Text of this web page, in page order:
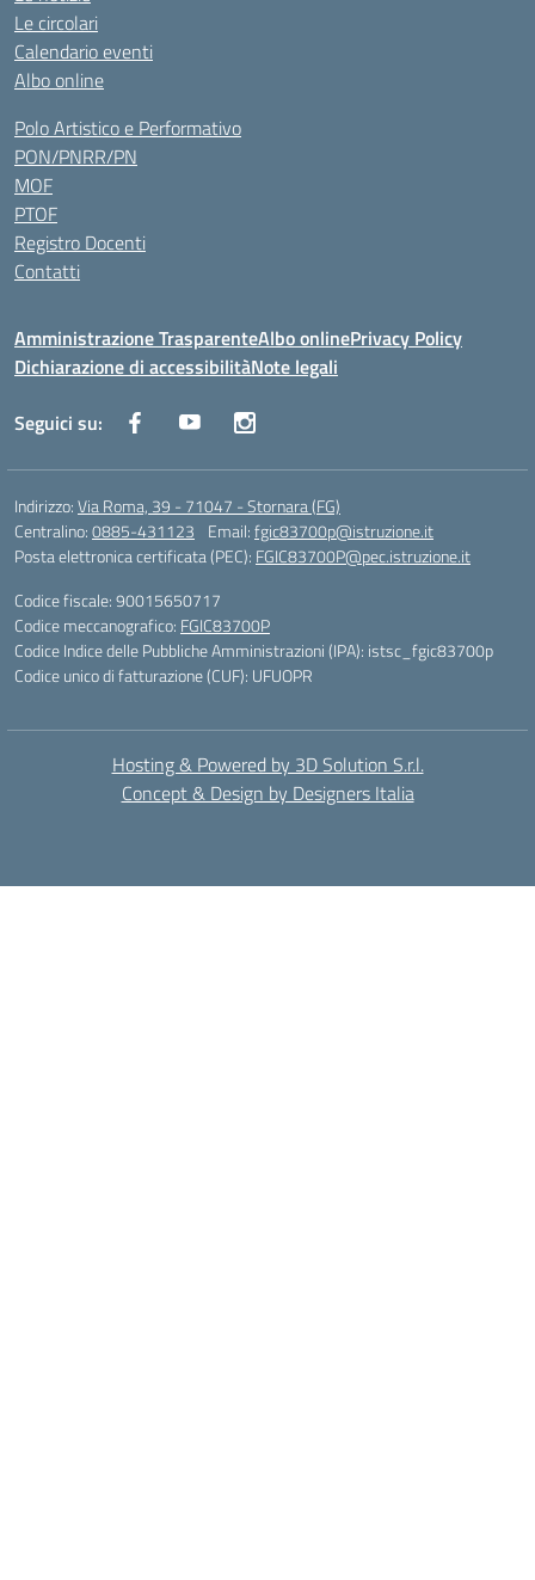
Le circolari
Calendario eventi
Albo online
Polo Artistico e Performativo
PON/PNRR/PN
MOF
PTOF
Registro Docenti
Contatti
Amministrazione TrasparenteAlbo onlinePrivacy Policy
Dichiarazione di accessibilitàNote legali
Seguici su:
Indirizzo:Via Roma, 39 - 71047 - Stornara (FG)
Centralino:0885-431123 Email:fgic83700p@istruzione.it
Posta elettronica certificata (PEC): FGIC83700P@pec.istruzione.it
Codice fiscale: 90015650717
Codice meccanografico: FGIC83700P
Codice Indice delle Pubbliche Amministrazioni (IPA): istsc_fgic83700p
Codice unico di fatturazione (CUF): UFUOPR
Hosting & Powered by 3D Solution S.r.l.
Concept & Design by Designers Italia